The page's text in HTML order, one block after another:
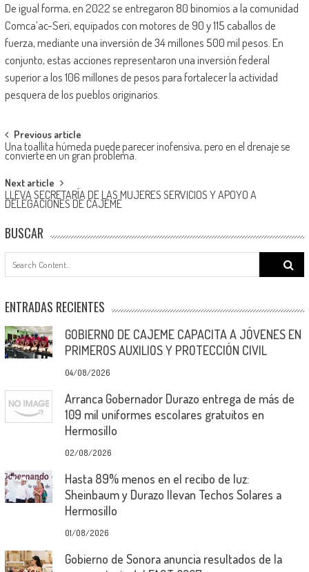
De igual forma, en 2022 se entregaron 80 binomios a la comunidad
Comca’ac-Seri, equipados con motores de 90 y 115 caballos de
fuerza, mediante una inversión de 34 millones 500 mil pesos. En
conjunto, estas acciones representaron una inversión federal
superior a los 106 millones de pesos para fortalecer la actividad
pesquera de los pueblos originarios.
Post
navigation
Previous article
Una toallita húmeda puede parecer inofensiva, pero en el drenaje se
convierte en un gran problema.
Next article
LLEVA SECRETARÍA DE LAS MUJERES SERVICIOS Y APOYO A
DELEGACIONES DE CAJEME
BUSCAR
Search
for:
ENTRADAS RECIENTES
GOBIERNO DE CAJEME CAPACITA A JÓVENES EN
PRIMEROS AUXILIOS Y PROTECCIÓN CIVIL
04/08/2026
Arranca Gobernador Durazo entrega de más de
109 mil uniformes escolares gratuitos en
Hermosillo
02/08/2026
Hasta 89% menos en el recibo de luz:
Sheinbaum y Durazo llevan Techos Solares a
Hermosillo
01/08/2026
Gobierno de Sonora anuncia resultados de la